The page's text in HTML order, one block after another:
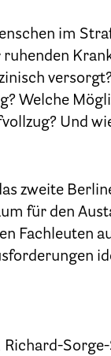
im
Welche
Und
zweite
für den
Fachleuten
Richard-